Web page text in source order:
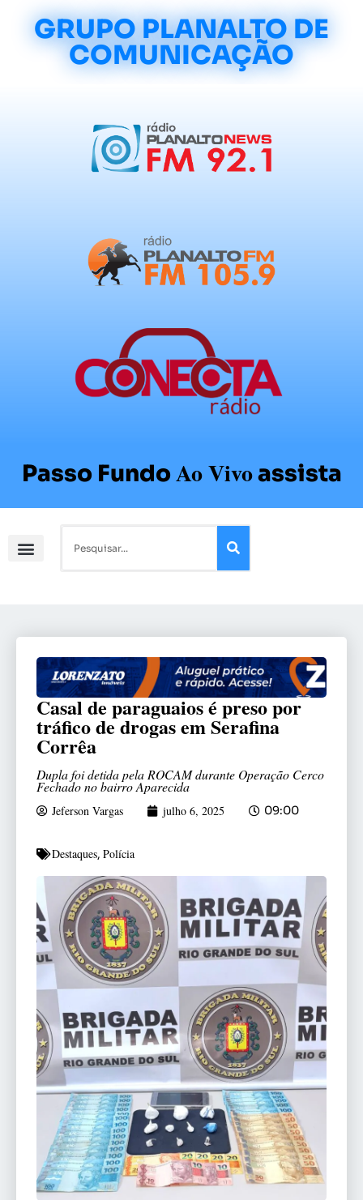
GRUPO PLANALTO DE
COMUNICAÇÃO
Passo FundoAo Vivoassista
Casal de paraguaios é preso por
tráfico de drogas em Serafina
Corrêa
Dupla foi detida pela ROCAM durante Operação Cerco
Fechado no bairro Aparecida
Jeferson Vargas julho 6, 2025 09:00
Destaques, Polícia